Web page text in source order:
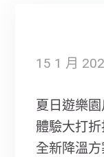
15 1 月
夏日遊樂
體驗大打折
全新降溫